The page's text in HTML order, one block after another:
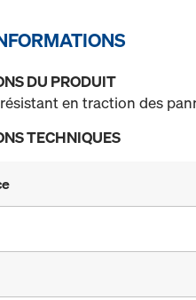
DU PRODUIT
en traction des
TECHNIQUES